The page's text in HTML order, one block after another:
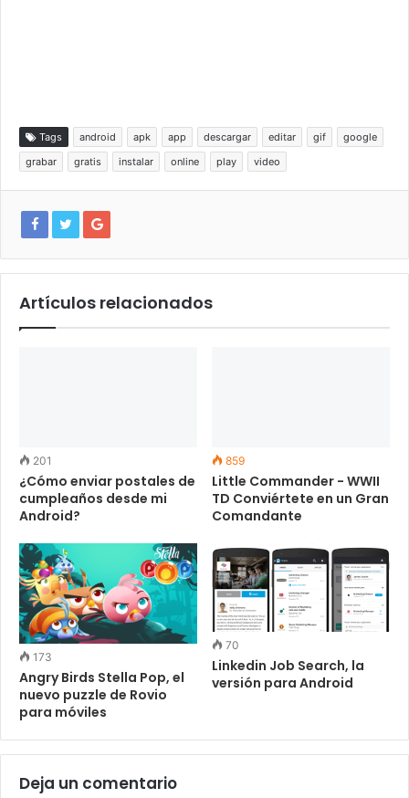
Tags android apk app descargar editar gif
google
grabar
gratis instalar online play video
Artículos relacionados
201
¿Cómo enviar postales de
cumpleaños desde mi
Android?
859
Little Commander - WWII
TD Conviértete en un Gran
Comandante
173
Angry Birds Stella Pop, el
nuevo puzzle de Rovio
para móviles
70
Linkedin Job Search, la
versión para Android
Deja un comentario